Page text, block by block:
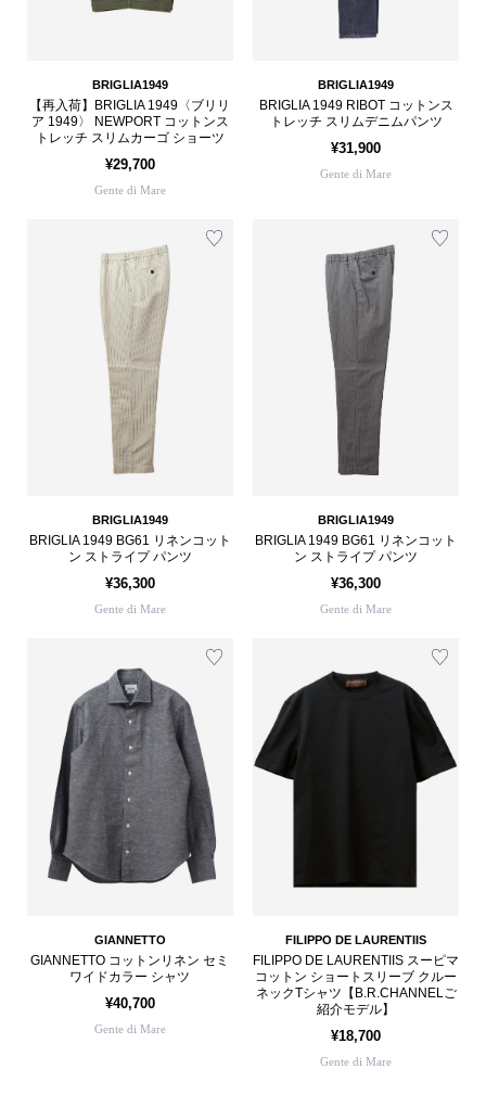
BRIGLIA1949
【再入荷】BRIGLIA 1949〈ブリリ
ア 1949〉 NEWPORT コットンス
トレッチ スリムカーゴ ショーツ
¥29,700
Gente di Mare
BRIGLIA1949
BRIGLIA 1949 RIBOT コットンス
トレッチ スリムデニムパンツ
¥31,900
Gente di Mare
BRIGLIA1949
BRIGLIA 1949 BG61 リネンコット
ン ストライプ パンツ
¥36,300
Gente di Mare
BRIGLIA1949
BRIGLIA 1949 BG61 リネンコット
ン ストライプ パンツ
¥36,300
Gente di Mare
GIANNETTO
GIANNETTO コットンリネン セミ
ワイドカラー シャツ
¥40,700
Gente di Mare
FILIPPO DE LAURENTIIS
FILIPPO DE LAURENTIIS スーピマ
コットン ショートスリーブ クルー
ネックTシャツ【B.R.CHANNELご
紹介モデル】
¥18,700
Gente di Mare